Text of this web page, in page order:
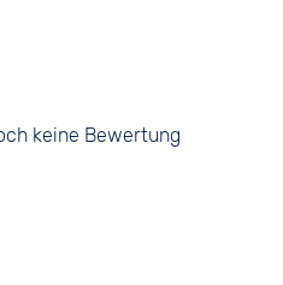
keine Bewertung